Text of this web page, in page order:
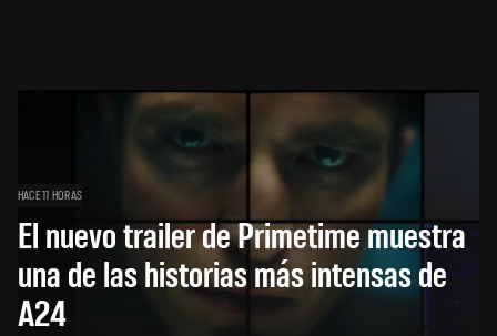
HACE 11 HORAS
El nuevo trailer de Primetime muestra
una de las historias más intensas de
A24